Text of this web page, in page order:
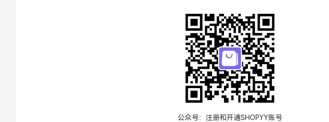
公众号：注册和开通SHOPYY账号